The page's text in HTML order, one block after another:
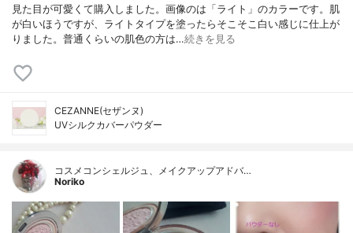
見た目が可愛くて購入しました。画像のは「ライト」のカラーです。肌
が白いほうですが、ライトタイプを塗ったらそこそこ白い感じに仕上が
りました。普通くらいの肌色の方は…続きを見る
CEZANNE(セザンヌ)
UVシルクカバーパウダー
コスメコンシェルジュ、メイクアップアドバ…
Noriko